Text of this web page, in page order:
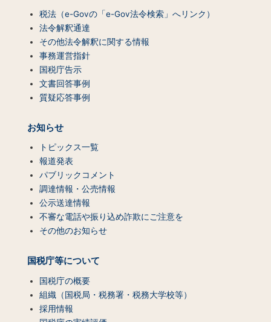
税法（e-Govの「e-Gov法令検索」へリンク）
法令解釈通達
その他法令解釈に関する情報
事務運営指針
国税庁告示
文書回答事例
質疑応答事例
お知らせ
トピックス一覧
報道発表
パブリックコメント
調達情報・公売情報
公示送達情報
不審な電話や振り込め詐欺にご注意を
その他のお知らせ
国税庁等について
国税庁の概要
組織（国税局・税務署・税務大学校等）
採用情報